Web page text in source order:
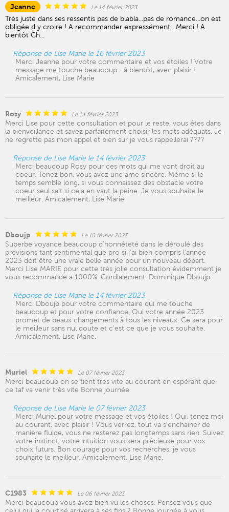
Jeanne Le 14 février 2023
Très juste dans ses ressentis pas de blabla...pas de romance...on est
obligée d y croire ! A recommander expressément . Merci ! A
bientôt Ch...
Réponse de Lise Marie le 16 février 2023
Merci Jeanne pour votre commentaire et vos étoiles ! Votre
message me touche beaucoup... à bientôt, avec plaisir !
Amicalement, Lise Marie
Rosy Le 14 février 2023
Merci Lise pour cette consultation et pour le reste, vous êtes dans
la bienveillance et savez parfaitement choisir les mots adéquats. Je
ne regrette pas mon appel et bien sur je vous rappellerai ????
Réponse de Lise Marie le 14 février 2023
Merci beaucoup Rosy pour ces mots qui me vont droit au
coeur. Tenez bon, vous avez une âme sincère. Même si le
temps semble long, si vous connaissez des obstacle votre
coeur seul sait si cela en vaut la peine. Je vous souhaite le
meilleur. Amicalement, Lise Marie
Dboujp Le 10 février 2023
Superbe voyance beaucoup d'honnêteté dans le déroulé des
prévisions tant sentimental que pro si j'ai bien compris l'année
2023 doit être une vraie belle année pour un nouveau départ.
Merci Lise MARIE pour cette très jolie consultation évidemment je
vous recommande a 1000%. Cordialement. Dominique Dboujp.
Réponse de Lise Marie le 14 février 2023
Merci Dboujp pour votre commentaire qui me touche
beaucoup et pour votre confiance. Oui votre année 2023
promet de beaux changements à tous les niveaux. Ce sera pour
le meilleur sans nul doute et c'est ce que je vous souhaite.
Amicalement, Lise Marie.
Muriel Le 07 février 2023
Merci beaucoup on se tient très vite au courant en espérant que
ce taf va venir très vite Bonne journée
Réponse de Lise Marie le 07 février 2023
Merci Muriel pour votre message et vos étoiles ! Oui, tenez moi
au courant, avec plaisir ! Vous verrez, tout va s'enchainer de
manière fluide, vous ne resterez pas longtemps sans rien. Suivez
votre instinct, votre intuition vous sera précieuse pour vos
choix futurs. Bon courage pour vos recherches, je vous
souhaite le meilleur. Amicalement, Lise Marie.
C1983 Le 06 février 2023
Merci beaucoup vous avez bien vu les choses. Pensez vous que